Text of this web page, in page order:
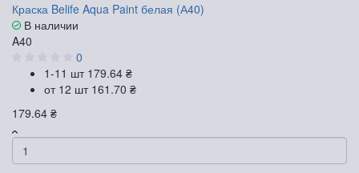
Краска Belife Aqua Paint белая (А40)
В наличии
A40
0
1-11 шт 179.64 ₴
от 12 шт 161.70 ₴
179.64 ₴